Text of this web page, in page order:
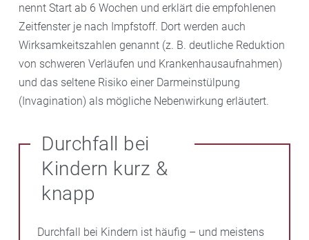
nennt Start ab 6 Wochen und erklärt die empfohlenen
Zeitfenster je nach Impfstoff. Dort werden auch
Wirksamkeitszahlen genannt (z. B. deutliche Reduktion
von schweren Verläufen und Krankenhausaufnahmen)
und das seltene Risiko einer Darmeinstülpung
(Invagination) als mögliche Nebenwirkung erläutert.
Durchfall bei
Kindern kurz &
knapp
Durchfall bei Kindern ist häufig – und meistens